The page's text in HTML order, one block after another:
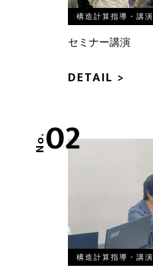
構造計算指導・講演
セミナー講演
DETAIL >
No.02
構造計算指導・講演